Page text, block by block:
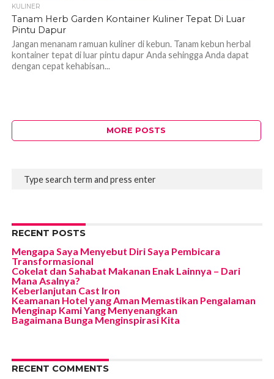
KULINER
Tanam Herb Garden Kontainer Kuliner Tepat Di Luar
Pintu Dapur
Jangan menanam ramuan kuliner di kebun. Tanam kebun herbal
kontainer tepat di luar pintu dapur Anda sehingga Anda dapat
dengan cepat kehabisan...
MORE POSTS
RECENT POSTS
Mengapa Saya Menyebut Diri Saya Pembicara
Transformasional
Cokelat dan Sahabat Makanan Enak Lainnya – Dari
Mana Asalnya?
Keberlanjutan Cast Iron
Keamanan Hotel yang Aman Memastikan Pengalaman
Menginap Kami Yang Menyenangkan
Bagaimana Bunga Menginspirasi Kita
RECENT COMMENTS